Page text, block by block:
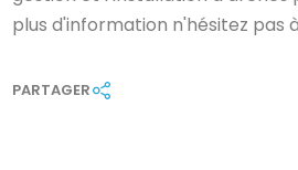
plus d'information n'hésitez pas
PARTAGER